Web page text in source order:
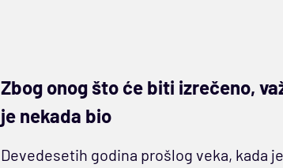
Zbog onog što će biti izrečeno,
je nekada bio
Devedesetih godina prošlog veka, kada